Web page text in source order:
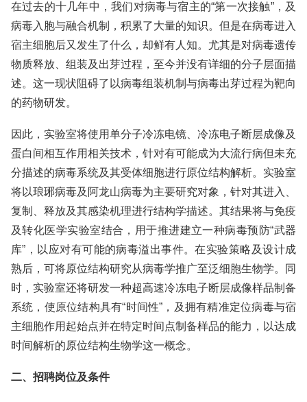
在过去的十几年中，我们对病毒与宿主的“第一次接触”，及
病毒入胞与融合机制，积累了大量的知识。但是在病毒进入
宿主细胞后又发生了什么，却鲜有人知。尤其是对病毒遗传
物质释放、组装及出芽过程，至今并没有详细的分子层面描
述。这一现状阻碍了以病毒组装机制与病毒出芽过程为靶向
的药物研发。
因此，实验室将使用单分子冷冻电镜、冷冻电子断层成像及
蛋白间相互作用相关技术，针对有可能成为大流行病但未充
分描述的病毒系统及其受体细胞进行原位结构解析。实验室
将以琅琊病毒及阿龙山病毒为主要研究对象，针对其进入、
复制、释放及其感染机理进行结构学描述。其结果将与免疫
及转化医学实验室结合，用于推进建立一种病毒预防“武器
库”，以应对有可能的病毒溢出事件。在实验策略及设计成
熟后，可将原位结构研究从病毒学推广至泛细胞生物学。同
时，实验室还将研发一种超高速冷冻电子断层成像样品制备
系统，使原位结构具有“时间性”，及拥有精准定位病毒与宿
主细胞作用起始点并在特定时间点制备样品的能力，以达成
时间解析的原位结构生物学这一概念。
二、招聘岗位及条件